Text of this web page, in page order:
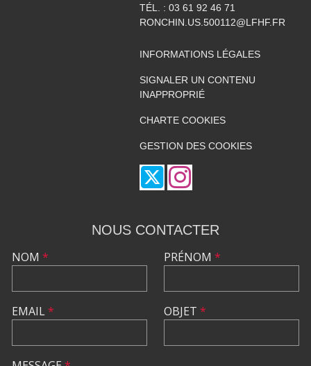
TÉL. : 03 61 92 46 71
RONCHIN.US.500112@LFHF.FR
INFORMATIONS LÉGALES
SIGNALER UN CONTENU
INAPPROPRIÉ
CHARTE COOKIES
GESTION DES COOKIES
NOUS CONTACTER
NOM *
EMAIL*
PRÉNOM *
OBJET *